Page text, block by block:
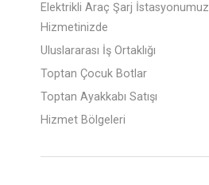
Elektrikli Araç Şarj İstasyonumuz
Hizmetinizde
Uluslararası İş Ortaklığı
Toptan Çocuk Botlar
Toptan Ayakkabı Satışı
Hizmet Bölgeleri